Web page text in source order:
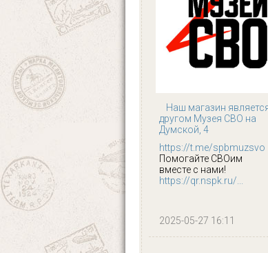
Наш магазин
другом Музея СВО на
Думской, 4
https://t.me/spbmuzsvo
Помогайте СВОим
вместе с нами!
https://qr.nspk.ru/...
2025-05-27 16:11